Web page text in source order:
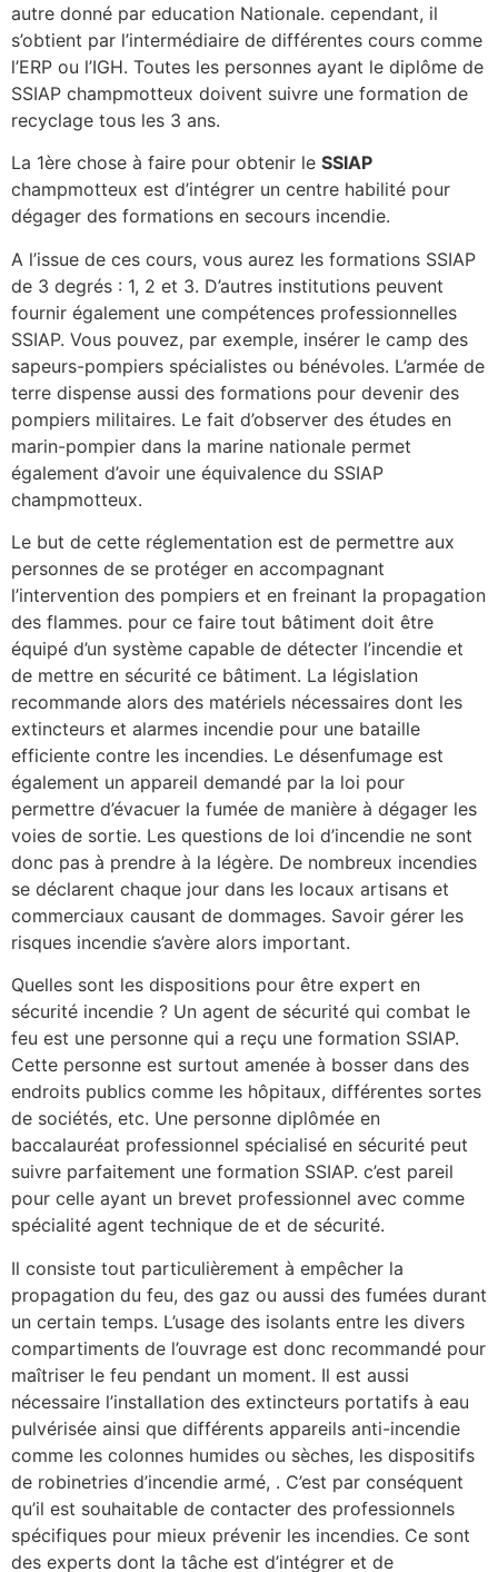
autre donné par education Nationale. cependant, il
s’obtient par l’intermédiaire de différentes cours comme
l’ERP ou l’IGH. Toutes les personnes ayant le diplôme de
SSIAP champmotteux doivent suivre une formation de
recyclage tous les 3 ans.
La 1ère chose à faire pour obtenir le SSIAP
champmotteux est d’intégrer un centre habilité pour
dégager des formations en secours incendie.
A l’issue de ces cours, vous aurez les formations SSIAP
de 3 degrés : 1, 2 et 3. D’autres institutions peuvent
fournir également une compétences professionnelles
SSIAP. Vous pouvez, par exemple, insérer le camp des
sapeurs-pompiers spécialistes ou bénévoles. L’armée de
terre dispense aussi des formations pour devenir des
pompiers militaires. Le fait d’observer des études en
marin-pompier dans la marine nationale permet
également d’avoir une équivalence du SSIAP
champmotteux.
Le but de cette réglementation est de permettre aux
personnes de se protéger en accompagnant
l’intervention des pompiers et en freinant la propagation
des flammes. pour ce faire tout bâtiment doit être
équipé d’un système capable de détecter l’incendie et
de mettre en sécurité ce bâtiment. La législation
recommande alors des matériels nécessaires dont les
extincteurs et alarmes incendie pour une bataille
efficiente contre les incendies. Le désenfumage est
également un appareil demandé par la loi pour
permettre d’évacuer la fumée de manière à dégager les
voies de sortie. Les questions de loi d’incendie ne sont
donc pas à prendre à la légère. De nombreux incendies
se déclarent chaque jour dans les locaux artisans et
commerciaux causant de dommages. Savoir gérer les
risques incendie s’avère alors important.
Quelles sont les dispositions pour être expert en
sécurité incendie ? Un agent de sécurité qui combat le
feu est une personne qui a reçu une formation SSIAP.
Cette personne est surtout amenée à bosser dans des
endroits publics comme les hôpitaux, différentes sortes
de sociétés, etc. Une personne diplômée en
baccalauréat professionnel spécialisé en sécurité peut
suivre parfaitement une formation SSIAP. c’est pareil
pour celle ayant un brevet professionnel avec comme
spécialité agent technique de et de sécurité.
Il consiste tout particulièrement à empêcher la
propagation du feu, des gaz ou aussi des fumées durant
un certain temps. L’usage des isolants entre les divers
compartiments de l’ouvrage est donc recommandé pour
maîtriser le feu pendant un moment. Il est aussi
nécessaire l’installation des extincteurs portatifs à eau
pulvérisée ainsi que différents appareils anti-incendie
comme les colonnes humides ou sèches, les dispositifs
de robinetries d’incendie armé, . C’est par conséquent
qu’il est souhaitable de contacter des professionnels
spécifiques pour mieux prévenir les incendies. Ce sont
des experts dont la tâche est d’intégrer et de